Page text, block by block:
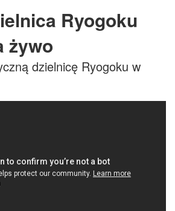
Ryogoku
żywo
dzielnicę Ryogoku w